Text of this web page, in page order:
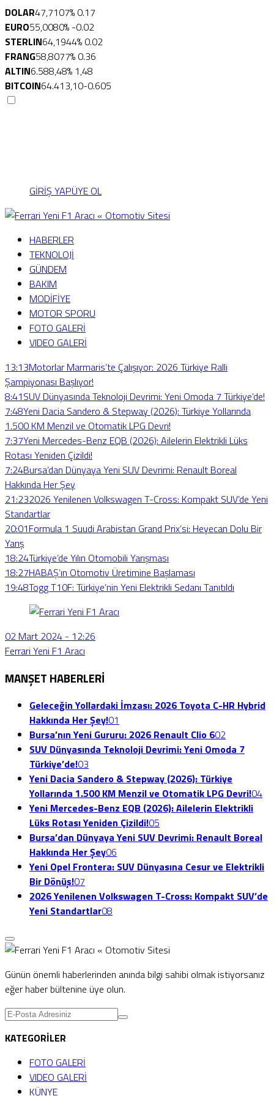
DOLAR47,7107% 0.17
EURO55,0080% -0.02
STERLIN64,1944% 0.02
FRANG58,8077% 0.36
ALTIN6.588,48% 1,48
BITCOIN64.413,10-0.605
GİRİŞ YAPÜYE OL
HABERLER
TEKNOLOJİ
GÜNDEM
BAKIM
MODİFİYE
MOTOR SPORU
FOTO GALERİ
VIDEO GALERİ
13:13Motorlar Marmaris’te Çalışıyor: 2026 Türkiye Ralli
Şampiyonası Başlıyor!
8:41SUV Dünyasında Teknoloji Devrimi: Yeni Omoda 7 Türkiye’de!
7:48Yeni Dacia Sandero & Stepway (2026): Türkiye Yollarında
1.500 KM Menzil ve Otomatik LPG Devri!
7:37Yeni Mercedes-Benz EQB (2026): Ailelerin Elektrikli Lüks
Rotası Yeniden Çizildi!
7:24Bursa’dan Dünyaya Yeni SUV Devrimi: Renault Boreal
Hakkında Her Şey
21:232026 Yenilenen Volkswagen T-Cross: Kompakt SUV’de Yeni
Standartlar
20:01Formula 1 Suudi Arabistan Grand Prix’si: Heyecan Dolu Bir
Yarış
18:24Türkiye’de Yılın Otomobili Yarışması
18:27HABAŞ’ın Otomotiv Üretimine Başlaması
19:48Togg T10F: Türkiye’nin Yeni Elektrikli Sedanı Tanıtıldı
02 Mart 2024 - 12:26
Ferrari Yeni F1 Aracı
MANŞET HABERLERİ
Geleceğin Yollardaki İmzası: 2026 Toyota C-HR Hybrid
Hakkında Her Şey!01
Bursa’nın Yeni Gururu: 2026 Renault Clio 602
SUV Dünyasında Teknoloji Devrimi: Yeni Omoda 7
Türkiye’de!03
Yeni Dacia Sandero & Stepway (2026): Türkiye
Yollarında 1.500 KM Menzil ve Otomatik LPG Devri!04
Yeni Mercedes-Benz EQB (2026): Ailelerin Elektrikli
Lüks Rotası Yeniden Çizildi!05
Bursa’dan Dünyaya Yeni SUV Devrimi: Renault Boreal
Hakkında Her Şey06
Yeni Opel Frontera: SUV Dünyasına Cesur ve Elektrikli
Bir Dönüş!07
2026 Yenilenen Volkswagen T-Cross: Kompakt SUV’de
Yeni Standartlar08
Günün önemli haberlerinden anında bilgi sahibi olmak istiyorsanız
eğer haber bültenine üye olun.
KATEGORİLER
FOTO GALERİ
VIDEO GALERİ
KÜNYE